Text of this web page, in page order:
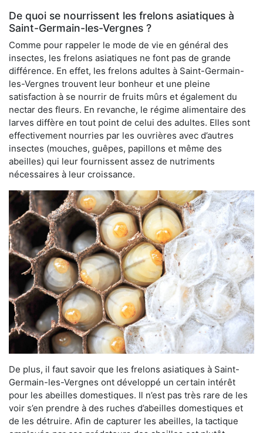
De quoi se nourrissent les frelons asiatiques à
Saint-Germain-les-Vergnes ?
Comme pour rappeler le mode de vie en général des
insectes, les frelons asiatiques ne font pas de grande
différence. En effet, les frelons adultes à Saint-Germain-
les-Vergnes trouvent leur bonheur et une pleine
satisfaction à se nourrir de fruits mûrs et également du
nectar des fleurs. En revanche, le régime alimentaire des
larves diffère en tout point de celui des adultes. Elles sont
effectivement nourries par les ouvrières avec d’autres
insectes (mouches, guêpes, papillons et même des
abeilles) qui leur fournissent assez de nutriments
nécessaires à leur croissance.
De plus, il faut savoir que les frelons asiatiques à Saint-
Germain-les-Vergnes ont développé un certain intérêt
pour les abeilles domestiques. Il n’est pas très rare de les
voir s’en prendre à des ruches d’abeilles domestiques et
de les détruire. Afin de capturer les abeilles, la tactique